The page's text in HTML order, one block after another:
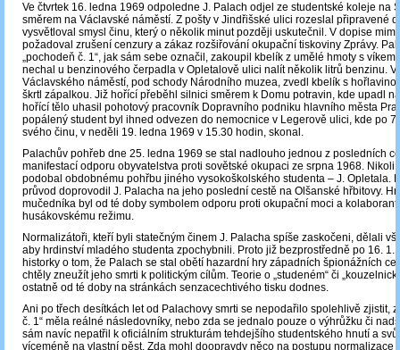
Ve čtvrtek 16. ledna 1969 odpoledne J. Palach odjel ze studentské koleje na
směrem na Václavské náměstí. Z pošty v Jindřišské ulici rozeslal připravené
vysvětloval smysl činu, který o několik minut později uskutečnil. V dopise
požadoval zrušení cenzury a zákaz rozšiřování okupační tiskoviny Zprávy.
„pochodeň č. 1“, jak sám sebe označil, zakoupil kbelík z umělé hmoty s víkem
nechal u benzinového čerpadla v Opletalově ulici nalít několik litrů benzinu. V
Václavského náměstí, pod schody Národního muzea, zvedl kbelík s
škrtl zápalkou. Již hořící přeběhl silnici směrem k Domu potravin, kde upadl
hořící tělo uhasil pohotový pracovník Dopravního podniku hlavního města
popálený student byl ihned odvezen do nemocnice v Legerově ulici, kde po
svého činu, v neděli 19. ledna 1969 v 15.30 hodin, skonal.
Palachův pohřeb dne 25. ledna 1969 se stal nadlouho jednou z posledních
manifestací odporu obyvatelstva proti sovětské okupaci ze srpna 1968. Nikoli
podobal obdobnému pohřbu jiného vysokoškolského studenta – J. Opletala.
průvod doprovodil J. Palacha na jeho poslední cestě na Olšanské hřbitovy.
mučedníka byl od té doby symbolem odporu proti okupační moci a
husákovskému režimu.
Normalizátoři, kteří byli statečným činem J. Palacha spíše zaskočeni, dělali
aby hrdinství mladého studenta zpochybnili. Proto již bezprostředně po 16. 1.
historky o tom, že Palach se stal obětí hazardní hry západních špionážních
chtěly zneužít jeho smrti k politickým cílům. Teorie o „studeném“ či
ostatně od té doby na stránkách senzacechtivého tisku dodnes.
Ani po třech desítkách let od Palachovy smrti se nepodařilo spolehlivě zjistit,
č. 1“ měla reálné následovníky, nebo zda se jednalo pouze o výhrůžku či
sám navíc nepatřil k oficiálním strukturám tehdejšího studentského hnutí a
víceméně na vlastní pěst. Zda mohl doopravdy něco na postupu normalizace